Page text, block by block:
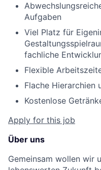
Aufgaben
Viel Platz für
fachliche
Flexible
Flache Hierarchien
Kostenlose
Apply for this job
Über uns
Gemeinsam wollen wir